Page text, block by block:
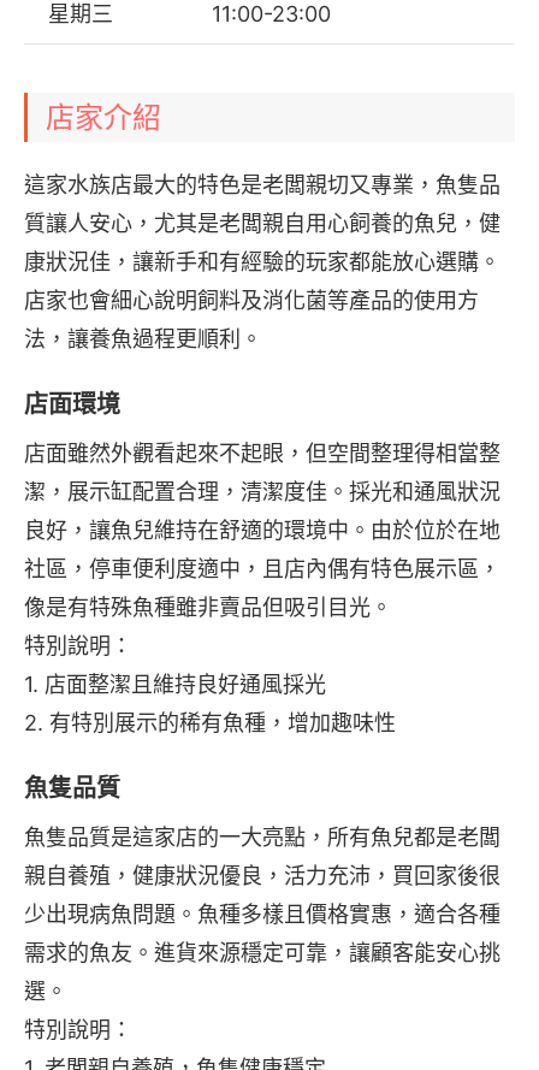
星期三 11:00-23:00
店家介紹
這家水族店最大的特色是老闆親切又專業，魚隻品
質讓人安心，尤其是老闆親自用心飼養的魚兒，健
康狀況佳，讓新手和有經驗的玩家都能放心選購。
店家也會細心說明飼料及消化菌等產品的使用方
法，讓養魚過程更順利。
店面環境
店面雖然外觀看起來不起眼，但空間整理得相當整
潔，展示缸配置合理，清潔度佳。採光和通風狀況
良好，讓魚兒維持在舒適的環境中。由於位於在地
社區，停車便利度適中，且店內偶有特色展示區，
像是有特殊魚種雖非賣品但吸引目光。
特別說明：
1. 店面整潔且維持良好通風採光
2. 有特別展示的稀有魚種，增加趣味性
魚隻品質
魚隻品質是這家店的一大亮點，所有魚兒都是老闆
親自養殖，健康狀況優良，活力充沛，買回家後很
少出現病魚問題。魚種多樣且價格實惠，適合各種
需求的魚友。進貨來源穩定可靠，讓顧客能安心挑
選。
特別說明：